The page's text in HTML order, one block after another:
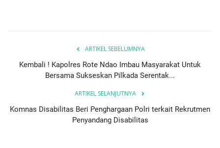
ARTIKEL SEBELUMNYA
Kembali ! Kapolres Rote Ndao Imbau Masyarakat Untuk
Bersama Sukseskan Pilkada Serentak...
ARTIKEL SELANJUTNYA
Komnas Disabilitas Beri Penghargaan Polri terkait Rekrutmen
Penyandang Disabilitas